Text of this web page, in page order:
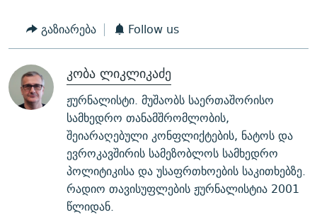
გაზიარება Follow us
კობა ლიკლიკაძე
ჟურნალისტი. მუშაობს საერთაშორისო
სამხედრო თანამშრომლობის,
შეიარაღებული კონფლიქტების, ნატოს და
ევროკავშირის სამეზობლოს სამხედრო
პოლიტიკისა და უსაფრთხოების საკითხებზე.
რადიო თავისუფლების ჟურნალისტია 2001
წლიდან.